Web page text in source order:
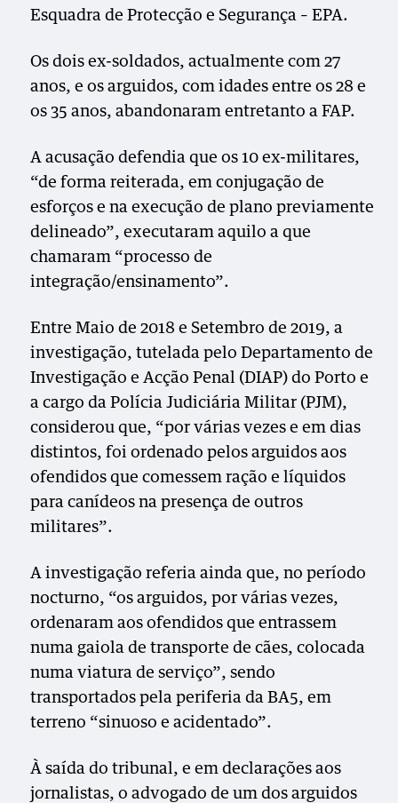
Esquadra de Protecção e Segurança – EPA.
Os dois ex-soldados, actualmente com 27
anos, e os arguidos, com idades entre os 28 e
os 35 anos, abandonaram entretanto a FAP.
A acusação defendia que os 10 ex-militares,
“de forma reiterada, em conjugação de
esforços e na execução de plano previamente
delineado”, executaram aquilo a que
chamaram “processo de
integração/ensinamento”.
Entre Maio de 2018 e Setembro de 2019, a
investigação, tutelada pelo Departamento de
Investigação e Acção Penal (DIAP) do Porto e
a cargo da Polícia Judiciária Militar (PJM),
considerou que, “por várias vezes e em dias
distintos, foi ordenado pelos arguidos aos
ofendidos que comessem ração e líquidos
para canídeos na presença de outros
militares”.
A investigação referia ainda que, no período
nocturno, “os arguidos, por várias vezes,
ordenaram aos ofendidos que entrassem
numa gaiola de transporte de cães, colocada
numa viatura de serviço”, sendo
transportados pela periferia da BA5, em
terreno “sinuoso e acidentado”.
À saída do tribunal, e em declarações aos
jornalistas, o advogado de um dos arguidos